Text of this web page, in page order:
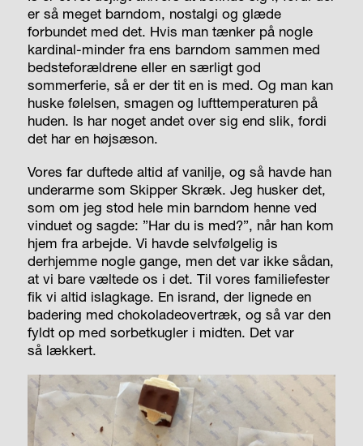
er så meget barndom, nostalgi og glæde
forbundet med det. Hvis man tænker på nogle
kardinal-minder fra ens barndom sammen med
bedsteforældrene eller en særligt god
sommerferie, så er der tit en is med. Og man kan
huske følelsen, smagen og lufttemperaturen på
huden. Is har noget andet over sig end slik, fordi
det har en højsæson.
Vores far duftede altid af vanilje, og så havde han
underarme som Skipper Skræk. Jeg husker det,
som om jeg stod hele min barndom henne ved
vinduet og sagde: ”Har du is med?”, når han kom
hjem fra arbejde. Vi havde selvfølgelig is
derhjemme nogle gange, men det var ikke sådan,
at vi bare væltede os i det. Til vores familiefester
fik vi altid islagkage. En isrand, der lignede en
badering med chokoladeovertræk, og så var den
fyldt op med sorbetkugler i midten. Det var
så lækkert.